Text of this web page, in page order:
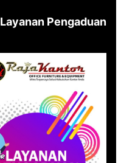
Layanan Pengaduan